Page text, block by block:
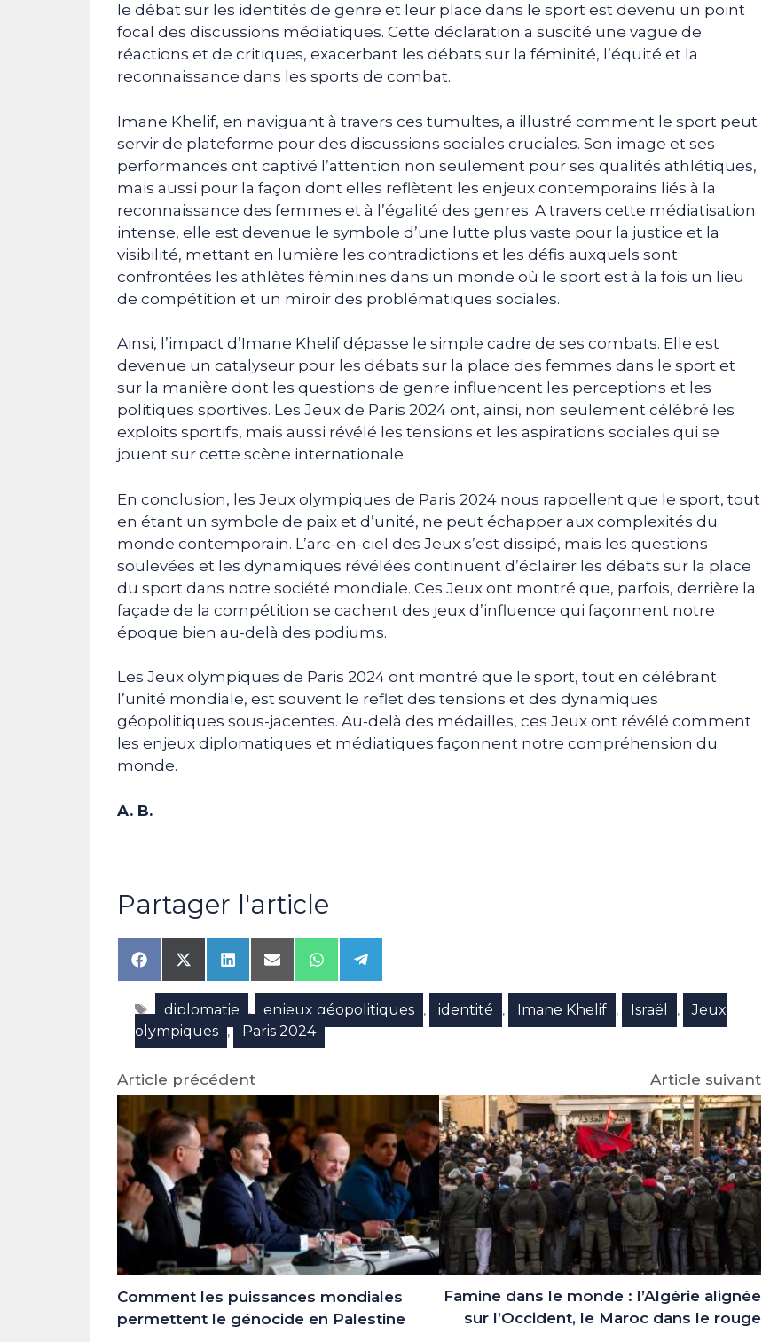
le débat sur les identités de genre et leur place dans le sport est devenu un point
focal des discussions médiatiques. Cette déclaration a suscité une vague de
réactions et de critiques, exacerbant les débats sur la féminité, l’équité et la
reconnaissance dans les sports de combat.
Imane Khelif, en naviguant à travers ces tumultes, a illustré comment le sport peut
servir de plateforme pour des discussions sociales cruciales. Son image et ses
performances ont captivé l’attention non seulement pour ses qualités athlétiques,
mais aussi pour la façon dont elles reflètent les enjeux contemporains liés à la
reconnaissance des femmes et à l’égalité des genres. A travers cette médiatisation
intense, elle est devenue le symbole d’une lutte plus vaste pour la justice et la
visibilité, mettant en lumière les contradictions et les défis auxquels sont
confrontées les athlètes féminines dans un monde où le sport est à la fois un lieu
de compétition et un miroir des problématiques sociales.
Ainsi, l’impact d’Imane Khelif dépasse le simple cadre de ses combats. Elle est
devenue un catalyseur pour les débats sur la place des femmes dans le sport et
sur la manière dont les questions de genre influencent les perceptions et les
politiques sportives. Les Jeux de Paris 2024 ont, ainsi, non seulement célébré les
exploits sportifs, mais aussi révélé les tensions et les aspirations sociales qui se
jouent sur cette scène internationale.
En conclusion, les Jeux olympiques de Paris 2024 nous rappellent que le sport, tout
en étant un symbole de paix et d’unité, ne peut échapper aux complexités du
monde contemporain. L’arc-en-ciel des Jeux s’est dissipé, mais les questions
soulevées et les dynamiques révélées continuent d’éclairer les débats sur la place
du sport dans notre société mondiale. Ces Jeux ont montré que, parfois, derrière la
façade de la compétition se cachent des jeux d’influence qui façonnent notre
époque bien au-delà des podiums.
Les Jeux olympiques de Paris 2024 ont montré que le sport, tout en célébrant
l’unité mondiale, est souvent le reflet des tensions et des dynamiques
géopolitiques sous-jacentes. Au-delà des médailles, ces Jeux ont révélé comment
les enjeux diplomatiques et médiatiques façonnent notre compréhension du
monde.
A. B.
Partager l'article
Share
on
Facebook
Share
on
X
(Twitter)
Share
on
LinkedIn
Share
on
Email
Share
on
WhatsApp
Share
on
Telegram
Étiquettes
diplomatie , enjeux géopolitiques , identité , Imane Khelif , Israël ,
Jeux
olympiques , Paris 2024
Article précédent
Comment les puissances mondiales
permettent le génocide en Palestine
Article suivant
Famine dans le monde : l’Algérie alignée
sur l’Occident, le Maroc dans le rouge